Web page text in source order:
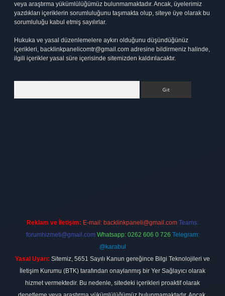
veya araştırma yükümlülüğümüz bulunmamaktadır. Ancak, üyelerimiz
yazdıkları içeriklerin sorumluluğunu taşımakta olup, siteye üye olarak bu
sorumluluğu kabul etmiş sayılırlar.
Hukuka ve yasal düzenlemelere aykırı olduğunu düşündüğünüz
içerikleri, backlinkpanelicomtr@gmail.com adresine bildirmeniz halinde,
ilgili içerikler yasal süre içerisinde sitemizden kaldırılacaktır.
Reklam ve İletişim: E-mail: backlinkpaneli@gmail.com Teams:
forumhizmeti@gmail.com Whatsapp: 0262 606 0 726 Telegram:
@karabul
Yasal Uyarı: Sitemiz, 5651 Sayılı Kanun gereğince Bilgi Teknolojileri ve
İletişim Kurumu (BTK) tarafından onaylanmış bir Yer Sağlayıcı olarak
hizmet vermektedir. Bu nedenle, sitedeki içerikleri proaktif olarak